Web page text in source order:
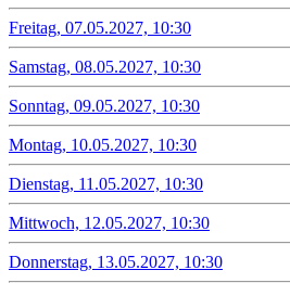
Freitag, 07.05.2027, 10:30
Samstag, 08.05.2027, 10:30
Sonntag, 09.05.2027, 10:30
Montag, 10.05.2027, 10:30
Dienstag, 11.05.2027, 10:30
Mittwoch, 12.05.2027, 10:30
Donnerstag, 13.05.2027, 10:30